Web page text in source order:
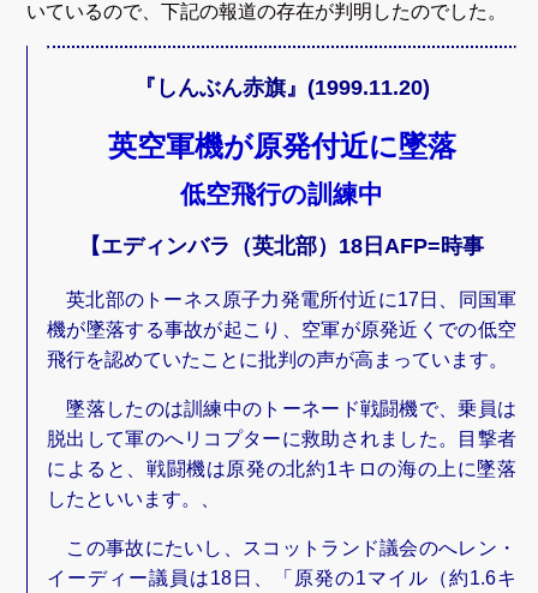
いているので、下記の報道の存在が判明したのでした。
『しんぶん赤旗』(1999.11.20)
英空軍機が原発付近に墜落
低空飛行の訓練中
【エディンバラ（英北部）18日AFP=時事
英北部のトーネス原子力発電所付近に17日、同国軍
機が墜落する事故が起こり、空軍が原発近くでの低空
飛行を認めていたことに批判の声が高まっています。
墜落したのは訓練中のトーネード戦闘機で、乗員は
脱出して軍のへリコプターに救助されました。目撃者
によると、戦闘機は原発の北約1キロの海の上に墜落
したといいます。、
この事故にたいし、スコットランド議会のへレン・
イーディー議員は18日、「原発の1マイル（約1.6キ